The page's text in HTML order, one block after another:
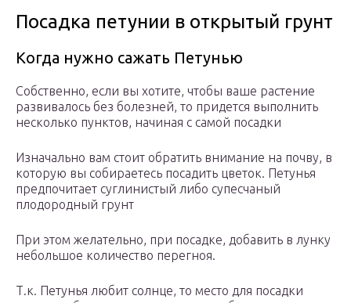
Посадка петунии в открытый грунт
Когда нужно сажать Петунью
Собственно, если вы хотите, чтобы ваше растение
развивалось без болезней, то придется выполнить
несколько пунктов, начиная с самой посадки
Изначально вам стоит обратить внимание на почву, в
которую вы собираетесь посадить цветок. Петунья
предпочитает суглинистый либо супесчаный
плодородный грунт
При этом желательно, при посадке, добавить в лунку
небольшое количество перегноя.
Т.к. Петунья любит солнце, то место для посадки